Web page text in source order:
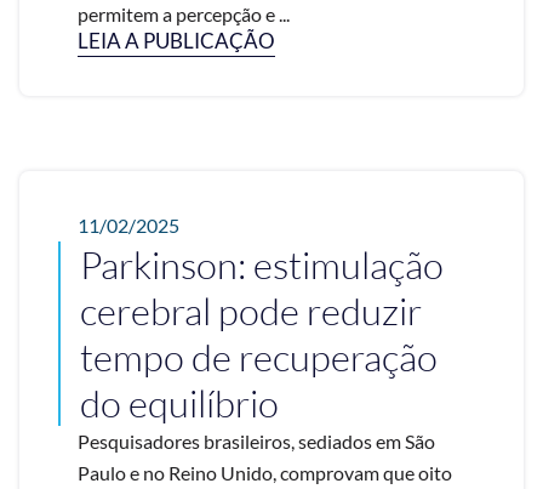
permitem a percepção e ...
LEIA A PUBLICAÇÃO
11/02/2025
Parkinson: estimulação
cerebral pode reduzir
tempo de recuperação
do equilíbrio
Pesquisadores brasileiros, sediados em São
Paulo e no Reino Unido, comprovam que oito